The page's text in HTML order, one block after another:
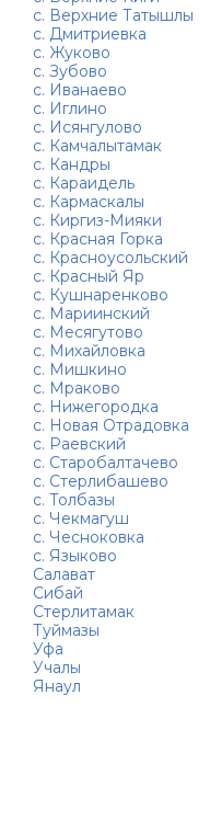
с. Верхние Татышлы
с. Дмитриевка
с. Жуково
с. Зубово
с. Иванаево
с. Иглино
с. Исянгулово
с. Камчалытамак
с. Кандры
с. Караидель
с. Кармаскалы
с. Киргиз-Мияки
с. Красная Горка
с. Красноусольский
с. Красный Яр
с. Кушнаренково
с. Мариинский
с. Месягутово
с. Михайловка
с. Мишкино
с. Мраково
с. Нижегородка
с. Новая Отрадовка
с. Раевский
с. Старобалтачево
с. Стерлибашево
с. Толбазы
с. Чекмагуш
с. Чесноковка
с. Языково
Салават
Сибай
Стерлитамак
Туймазы
Уфа
Учалы
Янаул